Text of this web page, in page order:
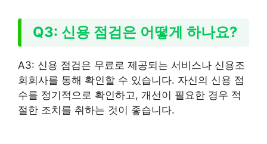
Q3: 신용 점검은 어떻게 하나요?
A3: 신용 점검은 무료로 제공되는 서비스나 신용조
회회사를 통해 확인할 수 있습니다. 자신의 신용 점
수를 정기적으로 확인하고, 개선이 필요한 경우 적
절한 조치를 취하는 것이 좋습니다.